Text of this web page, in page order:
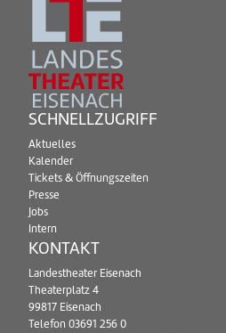
SCHNELLZUGRIFF
Aktuelles
Kalender
Tickets & Öffnungszeiten
Presse
Jobs
Intern
KONTAKT
Landestheater Eisenach
Theaterplatz 4
99817 Eisenach
Telefon 03691 256 0